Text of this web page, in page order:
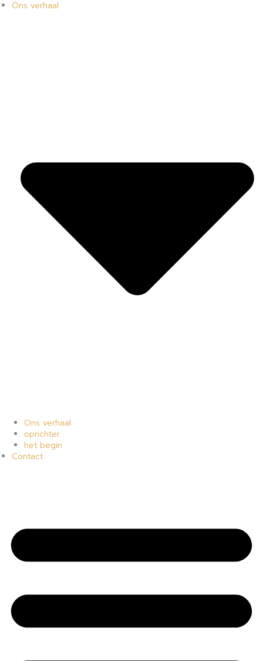
Ons verhaal
Ons verhaal
oprichter
het begin
Contact